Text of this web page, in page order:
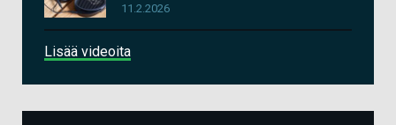
11.2.2026
Lisää videoita